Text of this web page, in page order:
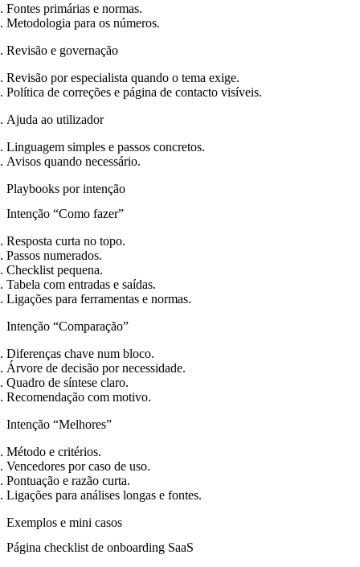
Fontes primárias e normas.
Metodologia para os números.
Revisão e governação
Revisão por especialista quando o tema exige.
Política de correções e página de contacto visíveis.
Ajuda ao utilizador
Linguagem simples e passos concretos.
Avisos quando necessário.
Playbooks por intenção
Intenção “Como fazer”
Resposta curta no topo.
Passos numerados.
Checklist pequena.
Tabela com entradas e saídas.
Ligações para ferramentas e normas.
Intenção “Comparação”
Diferenças chave num bloco.
Árvore de decisão por necessidade.
Quadro de síntese claro.
Recomendação com motivo.
Intenção “Melhores”
Método e critérios.
Vencedores por caso de uso.
Pontuação e razão curta.
Ligações para análises longas e fontes.
Exemplos e mini casos
Página checklist de onboarding SaaS